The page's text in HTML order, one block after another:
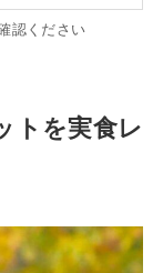
認ください
トを実食レ